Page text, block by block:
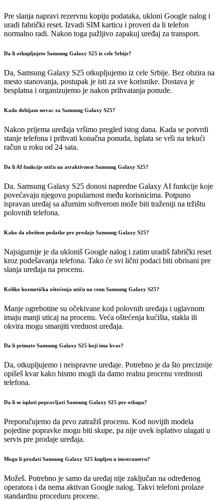
Pre slanja napravi rezervnu kopiju podataka, ukloni Google nalog i
uradi fabrički reset. Izvadi SIM karticu i proveri da li telefon
normalno radi. Nakon toga pažljivo zapakuj uređaj za transport.
Da li otkupljujete Samsung Galaxy S25 iz cele Srbije?
Da, Samsung Galaxy S25 otkupljujemo iz cele Srbije. Bez obzira na
mesto stanovanja, postupak je isti za sve korisnike. Dostava je
besplatna i organizujemo je nakon prihvatanja ponude.
Kada dobijam novac za Samsung Galaxy S25?
Nakon prijema uređaja vršimo pregled istog dana. Kada se potvrdi
stanje telefona i prihvati konačna ponuda, isplata se vrši na tekući
račun u roku od 24 sata.
Da li AI funkcije utiču na atraktivnost Samsung Galaxy S25?
Da. Samsung Galaxy S25 donosi napredne Galaxy AI funkcije koje
povećavaju njegovu popularnost među korisnicima. Potpuno
ispravan uređaj sa ažurnim softverom može biti traženiji na tržištu
polovnih telefona.
Kako da obrišem podatke pre prodaje Samsung Galaxy S25?
Najsigurnije je da ukloniš Google nalog i zatim uradiš fabrički reset
kroz podešavanja telefona. Tako će svi lični podaci biti obrisani pre
slanja uređaja na procenu.
Koliko kozmetička oštećenja utiču na cenu Samsung Galaxy S25?
Manje ogrebotine su očekivane kod polovnih uređaja i uglavnom
imaju manji uticaj na procenu. Veća oštećenja kućišta, stakla ili
okvira mogu smanjiti vrednost uređaja.
Da li primate Samsung Galaxy S25 koji ima kvar?
Da, otkupljujemo i neispravne uređaje. Potrebno je da što preciznije
opišeš kvar kako bismo mogli da damo realnu procenu vrednosti
telefona.
Da li se isplati popravljati Samsung Galaxy S25 pre otkupa?
Preporučujemo da prvo zatražiš procenu. Kod novijih modela
pojedine popravke mogu biti skupe, pa nije uvek isplativo ulagati u
servis pre prodaje uređaja.
Mogu li prodati Samsung Galaxy S25 kupljen u inostranstvu?
Možeš. Potrebno je samo da uređaj nije zaključan na određenog
operatora i da nema aktivan Google nalog. Takvi telefoni prolaze
standardnu proceduru procene.